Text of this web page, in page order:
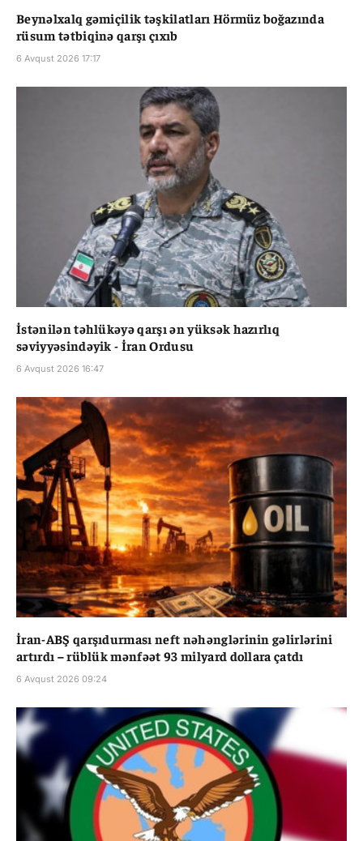
Beynəlxalq gəmiçilik təşkilatları Hörmüz boğazında
rüsum tətbiqinə qarşı çıxıb
6 Avqust 2026 17:17
İstənilən təhlükəyə qarşı ən yüksək hazırlıq
səviyyəsindəyik - İran Ordusu
6 Avqust 2026 16:47
İran-ABŞ qarşıdurması neft nəhənglərinin gəlirlərini
artırdı – rüblük mənfəət 93 milyard dollara çatdı
6 Avqust 2026 09:24